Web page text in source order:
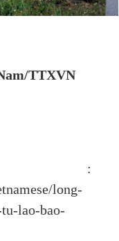
TTXVN
:
long-
lao-bao-